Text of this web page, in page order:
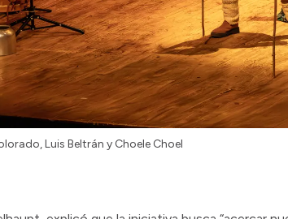
Luis Beltrán y Choele Choel